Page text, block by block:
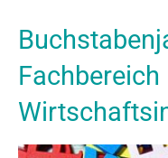
Fachbereich